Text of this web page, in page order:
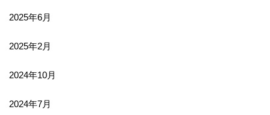
2025年6月
2025年2月
2024年10月
2024年7月